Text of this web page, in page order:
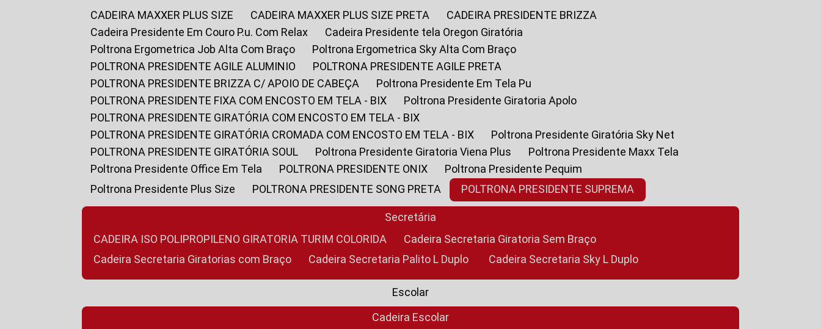
CADEIRA MAXXER PLUS SIZE
CADEIRA MAXXER PLUS SIZE PRETA
CADEIRA PRESIDENTE BRIZZA
Cadeira Presidente Em Couro P.u. Com Relax
Cadeira Presidente tela Oregon Giratória
Poltrona Ergometrica Job Alta Com Braço
Poltrona Ergometrica Sky Alta Com Braço
POLTRONA PRESIDENTE AGILE ALUMINIO
POLTRONA PRESIDENTE AGILE PRETA
POLTRONA PRESIDENTE BRIZZA C/ APOIO DE CABEÇA
Poltrona Presidente Em Tela Pu
POLTRONA PRESIDENTE FIXA COM ENCOSTO EM TELA - BIX
Poltrona Presidente Giratoria Apolo
POLTRONA PRESIDENTE GIRATÓRIA COM ENCOSTO EM TELA - BIX
POLTRONA PRESIDENTE GIRATÓRIA CROMADA COM ENCOSTO EM TELA - BIX
Poltrona Presidente Giratória Sky Net
POLTRONA PRESIDENTE GIRATÓRIA SOUL
Poltrona Presidente Giratoria Viena Plus
Poltrona Presidente Maxx Tela
Poltrona Presidente Office Em Tela
POLTRONA PRESIDENTE ONIX
Poltrona Presidente Pequim
Poltrona Presidente Plus Size
POLTRONA PRESIDENTE SONG PRETA POLTRONA PRESIDENTE SUPREMA
Secretária
CADEIRA ISO POLIPROPILENO GIRATORIA TURIM COLORIDA
Cadeira Secretaria Giratoria Sem Braço
Cadeira Secretaria Giratorias com Braço
Cadeira Secretaria Palito L Duplo Cadeira Secretaria Sky L Duplo
Escolar
Cadeira Escolar